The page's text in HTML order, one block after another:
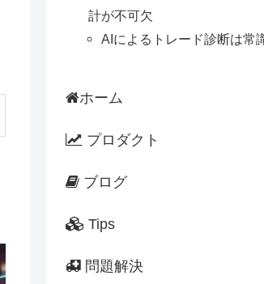
計が不可欠
AIによるトレード診断は常
ホーム
プロダクト
ブログ
Tips
問題解決